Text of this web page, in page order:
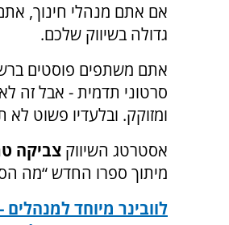
אם אתם מנהלי חינוך,
גדולה בשיווק שלכם.
אתם משתפים פוסטים
סרטוני תדמית - אבל זה
ומזוקק. ובלעדיו פשוט
אסטרטג השיווק צביקה
מיתוך ספרו החדש “מה
לוובינר מיוחד למנהלים